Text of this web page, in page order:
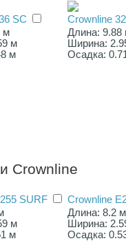
SC
м
м
м
Crownline
Длина: 9.88
Ширина:
Осадка:
Crownline
SURF
м
м
Crownline
Длина: 8.2 м
Ширина:
Осадка: